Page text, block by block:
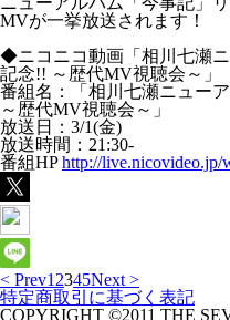
MVが一挙放送されます！
◆ニコニコ動画「相川七瀬
記念!! ～歴代MV視聴会～」
番組名：「相川七瀬ニュー
～歴代MV視聴会～」
放送日：3/1(金)
放送時間：21:30-
番組HPhttp://live.nicovideo.jp/
< Prev1 2345Next >
特定商取引に基づく表記
COPYRIGHT ©2011 THE